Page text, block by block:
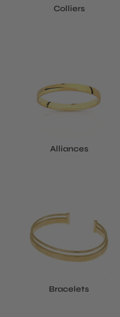
Colliers
Alliances
Bracelets